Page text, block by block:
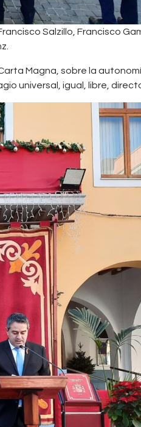
Salzillo, Francisco
Magna, sobre la
universal, igual, libre,